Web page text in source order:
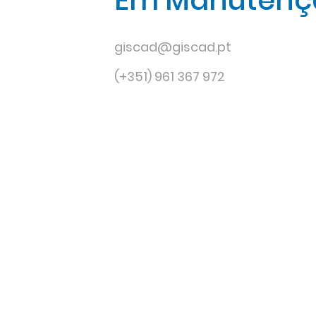
giscad@giscad.pt
(+351) 961 367 972